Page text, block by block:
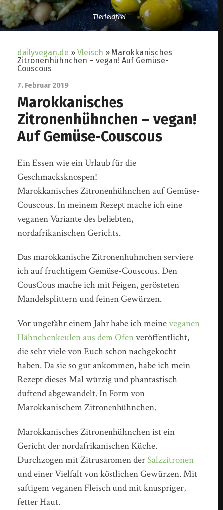
Tierleidfrei
dailyvegan.de »Vleisch » Marokkanisches
Zitronenhühnchen – vegan! Auf Gemüse-
Couscous
7. Februar 2019
Marokkanisches
Zitronenhühnchen – vegan!
Auf Gemüse-Couscous
Ein Essen wie ein Urlaub für die
Geschmacksknospen!
Marokkanisches Zitronenhühnchen auf Gemüse-
Couscous. In meinem Rezept mache ich eine
veganen Variante des beliebten,
nordafrikanischen Gerichts.
Das marokkanische Zitronenhühnchen serviere
ich auf fruchtigem Gemüse-Couscous. Den
CousCous mache ich mit Feigen, gerösteten
Mandelsplittern und feinen Gewürzen.
Vor ungefähr einem Jahr habe ich meineveganen
Hähnchenkeulen aus dem Ofenveröffentlicht,
die sehr viele von Euch schon nachgekocht
haben. Da sie so gut ankommen, habe ich mein
Rezept dieses Mal würzig und phantastisch
duftend abgewandelt. In Form von
Marokkanischem Zitronenhühnchen.
Marokkanisches Zitronenhühnchen ist ein
Gericht der nordafrikanischen Küche.
Durchzogen mit Zitrusaromen der Salzzitronen
und einer Vielfalt von köstlichen Gewürzen. Mit
saftigem veganen Fleisch und mit knuspriger,
fetter Haut.